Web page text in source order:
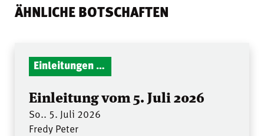
ÄHNLICHE BOTSCHAFTEN
Einleitungen Gottesdienst
Einleitung vom 5. Juli 2026
So.. 5. Juli 2026
Fredy Peter